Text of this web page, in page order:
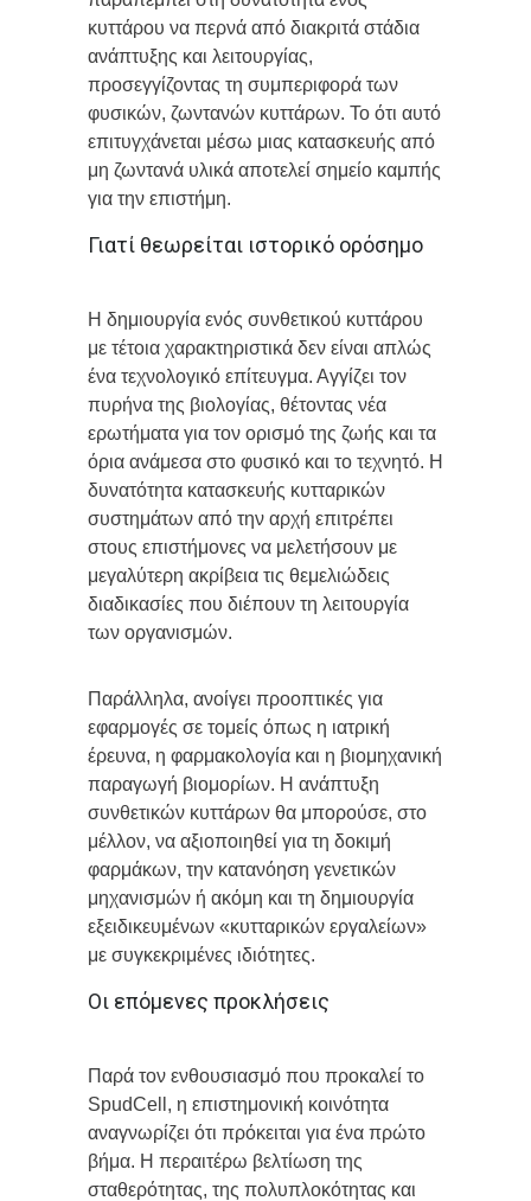
κυττάρου να περνά από διακριτά στάδια
ανάπτυξης και λειτουργίας,
προσεγγίζοντας τη συμπεριφορά των
φυσικών, ζωντανών κυττάρων. Το ότι αυτό
επιτυγχάνεται μέσω μιας κατασκευής από
μη ζωντανά υλικά αποτελεί σημείο καμπής
για την επιστήμη.
Γιατί θεωρείται ιστορικό ορόσημο
Η δημιουργία ενός συνθετικού κυττάρου
με τέτοια χαρακτηριστικά δεν είναι απλώς
ένα τεχνολογικό επίτευγμα. Αγγίζει τον
πυρήνα της βιολογίας, θέτοντας νέα
ερωτήματα για τον ορισμό της ζωής και τα
όρια ανάμεσα στο φυσικό και το τεχνητό. Η
δυνατότητα κατασκευής κυτταρικών
συστημάτων από την αρχή επιτρέπει
στους επιστήμονες να μελετήσουν με
μεγαλύτερη ακρίβεια τις θεμελιώδεις
διαδικασίες που διέπουν τη λειτουργία
των οργανισμών.
Παράλληλα, ανοίγει προοπτικές για
εφαρμογές σε τομείς όπως η ιατρική
έρευνα, η φαρμακολογία και η βιομηχανική
παραγωγή βιομορίων. Η ανάπτυξη
συνθετικών κυττάρων θα μπορούσε, στο
μέλλον, να αξιοποιηθεί για τη δοκιμή
φαρμάκων, την κατανόηση γενετικών
μηχανισμών ή ακόμη και τη δημιουργία
εξειδικευμένων «κυτταρικών εργαλείων»
με συγκεκριμένες ιδιότητες.
Οι επόμενες προκλήσεις
Παρά τον ενθουσιασμό που προκαλεί το
SpudCell, η επιστημονική κοινότητα
αναγνωρίζει ότι πρόκειται για ένα πρώτο
βήμα. Η περαιτέρω βελτίωση της
σταθερότητας, της πολυπλοκότητας και